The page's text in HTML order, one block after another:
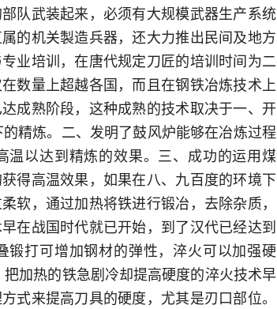
队武装起来，必须有大规模武器生产系统
的机关製造兵器，还大力推出民间及地方
业培训，在唐代规定刀匠的培训时间为二
数量上超越各国，而且在钢铁冶炼技术上
成熟阶段，这种成熟的技术取决于一、开
精炼。二、发明了鼓风炉能够在冶炼过程
以达到精炼的效果。三、成功的运用煤
得高温效果，如果在八、九百度的环境下
软，通过加热将铁进行锻冶，去除杂质，
在战国时代就已开始，到了汉代已经达到
打可增加钢材的弹性，淬火可以加强硬
加热的铁急剧冷却提高硬度的淬火技术早
式来提高刀具的硬度，尤其是刃口部位。